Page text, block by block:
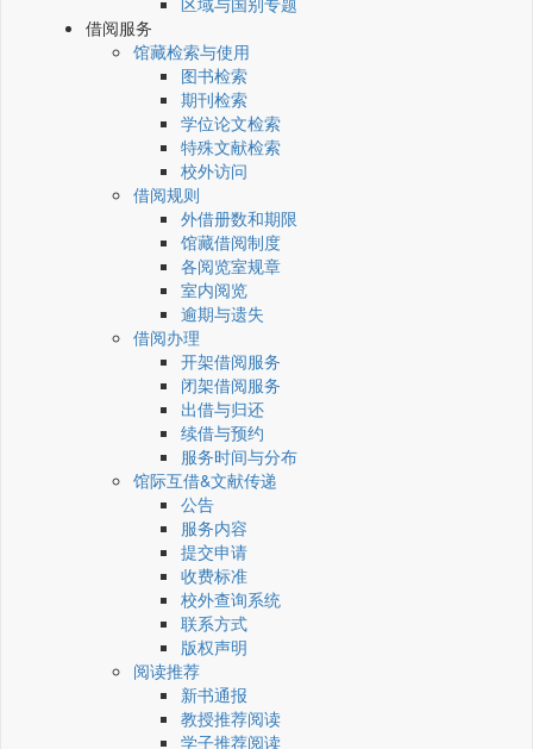
借阅服务
馆藏检索与使用
图书检索
期刊检索
学位论文检索
特殊文献检索
校外访问
借阅规则
外借册数和期限
馆藏借阅制度
各阅览室规章
室内阅览
逾期与遗失
借阅办理
开架借阅服务
闭架借阅服务
出借与归还
续借与预约
服务时间与分布
馆际互借&文献传递
公告
服务内容
提交申请
收费标准
校外查询系统
联系方式
版权声明
阅读推荐
新书通报
教授推荐阅读
学子推荐阅读